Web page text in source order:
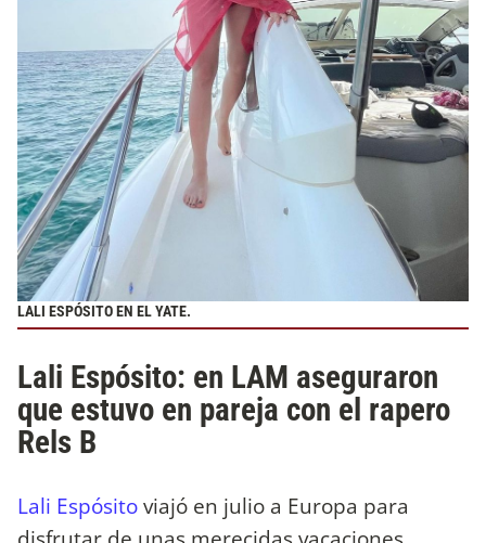
LALI ESPÓSITO EN EL YATE.
Lali Espósito: en LAM aseguraron
que estuvo en pareja con el rapero
Rels B
Lali Espósitoviajó en julio a Europa para